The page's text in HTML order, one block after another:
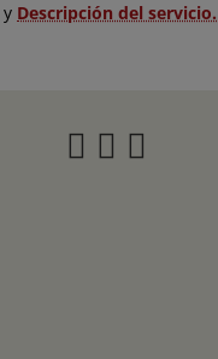
y Descripción del servicio.